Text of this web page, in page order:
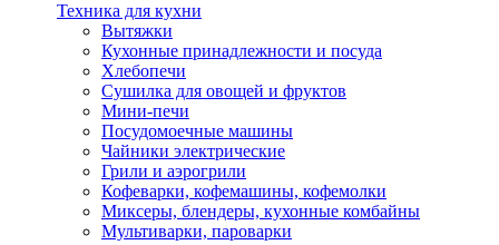
Техника для кухни
Вытяжки
Кухонные принадлежности и посуда
Хлебопечи
Сушилка для овощей и фруктов
Мини-печи
Посудомоечные машины
Чайники электрические
Грили и аэрогрили
Кофеварки, кофемашины, кофемолки
Миксеры, блендеры, кухонные комбайны
Мультиварки, пароварки